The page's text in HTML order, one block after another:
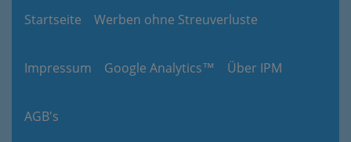
Startseite Werben ohne Streuverluste
Impressum Google Analytics™ Über IPM
AGB's